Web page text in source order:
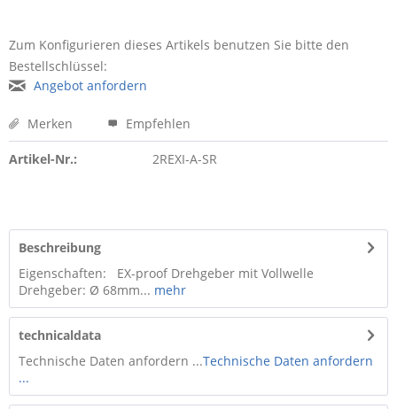
Zum Konfigurieren dieses Artikels benutzen Sie bitte den
Bestellschlüssel:
Angebot anfordern
Merken Empfehlen
Artikel-Nr.: 2REXI-A-SR
Beschreibung
Eigenschaften: EX-proof Drehgeber mit Vollwelle
Drehgeber: Ø 68mm... mehr
technicaldata
Technische Daten anfordern ...Technische Daten anfordern
...